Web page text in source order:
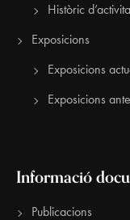
Històric
Exposicions
Exposicions
Exposicions
Informació
Publicacions